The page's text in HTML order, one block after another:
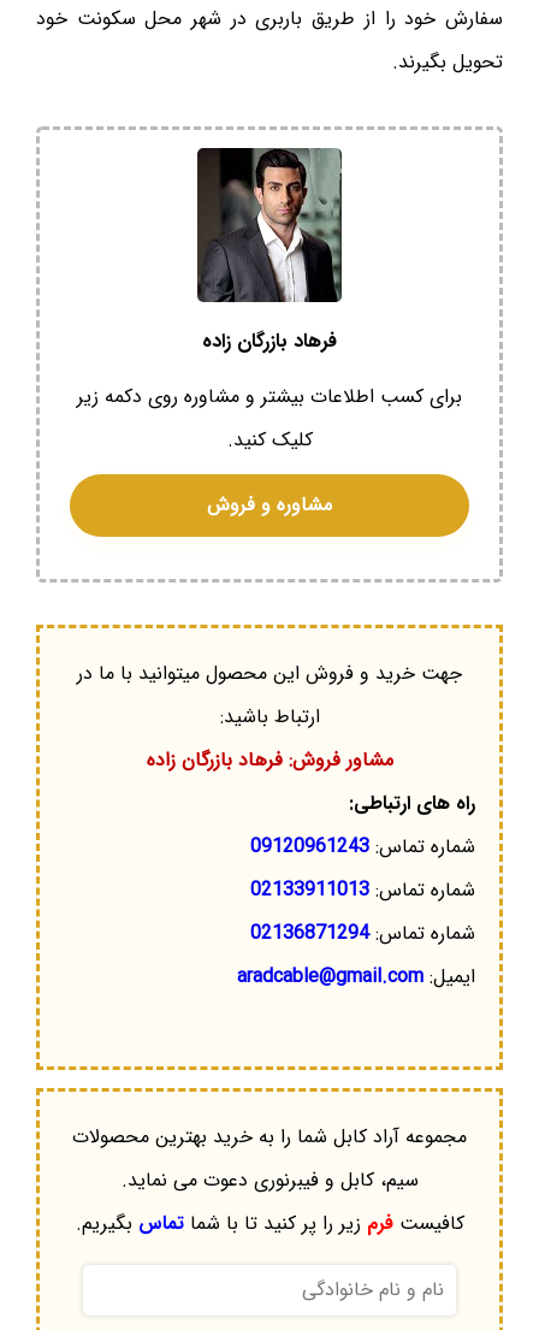
سفارش خود را از طریق باربری در شهر محل سکونت خود
تحویل بگیرند.
فرهاد بازرگان زاده
برای کسب اطلاعات بیشتر و مشاوره روی دکمه زیر
کلیک کنید.
مشاوره و فروش
جهت خرید و فروش این محصول میتوانید با ما در
ارتباط باشید:
مشاور فروش: فرهاد بازرگان زاده
راه های ارتباطی:
شماره تماس: 09120961243
شماره تماس: 02133911013
شماره تماس:02136871294
ایمیل: aradcable@gmail.com
مجموعه آراد کابل شما را به خرید بهترین محصولات
سیم، کابل و فیبرنوری دعوت می نماید.
کافیستفرم زیر را پر کنید تا با شماتماس بگیریم.